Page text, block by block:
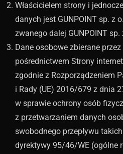
Właścicielem strony i
danych jest GUNPOINT sp. z
zwanego dalej GUNPOINT sp.
Dane osobowe zbierane
pośrednictwem Strony
zgodnie z Rozporządzeniem
i Rady (UE) 2016/679 z dnia
w sprawie ochrony osób
z przetwarzaniem danych
swobodnego przepływu
dyrektywy 95/46/WE (ogólne